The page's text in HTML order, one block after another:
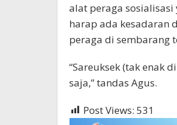
alat peraga sosialisasi
harap ada kesadaran
peraga di sembarang
“Sareuksek (tak enak
saja,” tandas Agus.
Post Views: 531